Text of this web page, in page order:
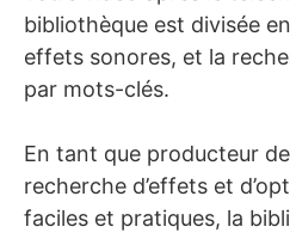
bibliothèque est divisée
effets sonores, et la
par mots-clés.
En tant que producteur
recherche d’effets et
faciles et pratiques, la